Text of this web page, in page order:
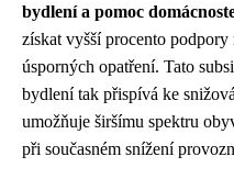
bydlení a pomoc
získat vyšší procento
úsporných opatření. Tato
bydlení tak přispívá ke
umožňuje širšímu spektru
při současném snížení